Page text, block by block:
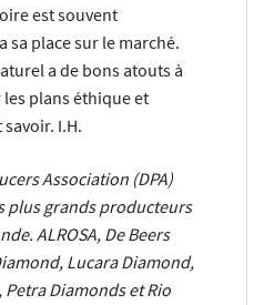
est souvent
sa place sur le marché.
a de bons atouts à
plans éthique et
I.H.
Association (DPA)
plus grands producteurs
ALROSA, De Beers
Lucara Diamond,
Diamonds et Rio